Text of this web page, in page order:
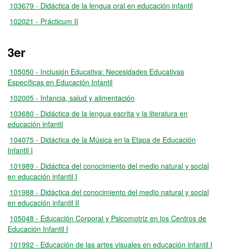
103679 - Didáctica de la lengua oral en educación infantil
102021 - Prácticum II
3er
105050 - Inclusión Educativa: Necesidades Educativas
Específicas en Educación Infantil
102005 - Infancia, salud y alimentación
103680 - Didáctica de la lengua escrita y la literatura en
educación infantil
104075 - Didáctica de la Música en la Etapa de Educación
Infantil I
101989 - Didáctica del conocimiento del medio natural y social
en educación infantil I
101988 - Didáctica del conocimiento del medio natural y social
en educación infantil II
105048 - Educación Corporal y Psicomotriz en los Centros de
Educación Infantil I
101992 - Educación de las artes visuales en educación infantil I